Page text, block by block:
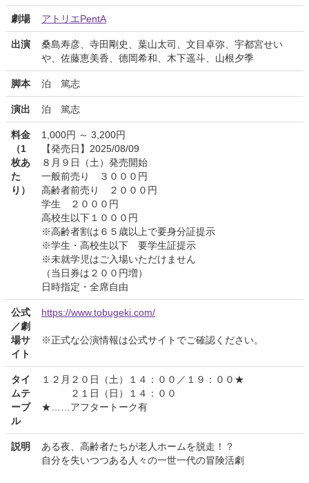
劇場 アトリエPentA
出演
桑島寿彦、寺田剛史、葉山太司、文目卓弥、宇都宮せい
や、佐藤恵美香、德岡希和、木下遥斗、山根夕季
脚本 泊 篤志
演出 泊 篤志
料金
（1
枚あ
た
り）
1,000円 ～ 3,200円
【発売日】2025/08/09
８月９日（土）発売開始
一般前売り ３０００円
高齢者前売り ２０００円
学生 ２０００円
高校生以下１０００円
※高齢者割は６５歳以上で要身分証提示
※学生・高校生以下 要学生証提示
※未就学児はご入場いただけません
（当日券は２００円増）
日時指定・全席自由
公式
／劇
場サ
イト
https://www.tobugeki.com/
※正式な公演情報は公式サイトでご確認ください。
タイ
ムテ
ーブ
ル
１２月２０日（土）１４：００／１９：００★
２１日（日）１４：００
★……アフタートーク有
説明
ある夜、高齢者たちが老人ホームを脱走！？
自分を失いつつある人々の一世一代の冒険活劇